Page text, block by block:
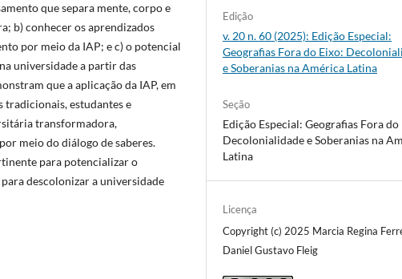
que separa mente, corpo e
b) conhecer os aprendizados
por meio da IAP; e c) o potencial
universidade a partir das
que a aplicação da IAP, em
estudantes e
transformadora,
meio do diálogo de saberes.
para potencializar o
descolonizar a universidade
Edição
v. 20 n. 60 (2025): Edição Especial:
Geografias Fora do Eixo:
e Soberanias na América Latina
Seção
Edição Especial: Geografias Fora do
Decolonialidade e Soberanias na
Latina
Licença
Copyright (c) 2025 Marcia Regina
Daniel Gustavo Fleig